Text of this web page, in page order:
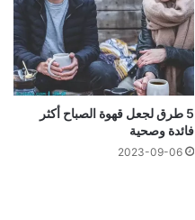
5 طرق لجعل قهوة الصباح أكثر
فائدة وصحية
2023-09-06